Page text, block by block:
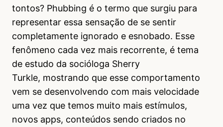
tontos? Phubbing é o termo que surgiu para
representar essa sensação de se sentir
completamente ignorado e esnobado. Esse
fenômeno cada vez mais recorrente, é tema
de estudo da socióloga Sherry
Turkle, mostrando que esse comportamento
vem se desenvolvendo com mais velocidade
uma vez que temos muito mais estímulos,
novos apps, conteúdos sendo criados no